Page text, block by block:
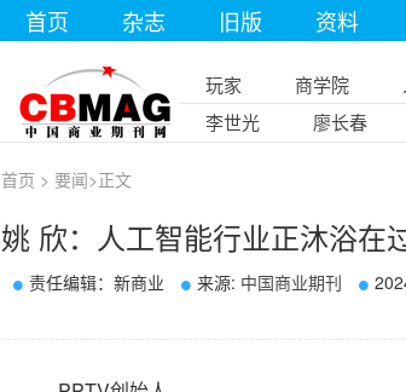
首页 杂志 旧版 资料
玩家 商学院
李世光
廖长春
首页 > 要闻>正文
姚 欣：人工智能行业正沐浴在
责任编辑：新商业 来源: 中国商业期刊